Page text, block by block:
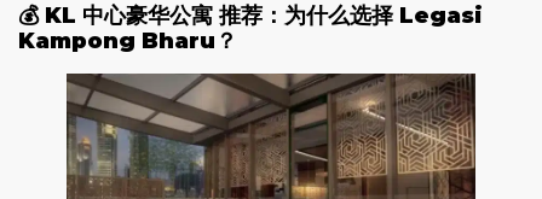
💰 KL 中心豪华公寓 推荐：为什么选择 Legasi
Kampong Bharu？